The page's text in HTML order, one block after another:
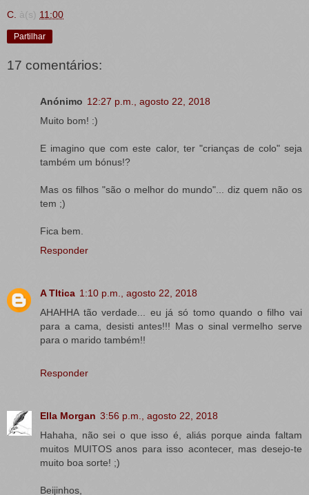
C. à(s) 11:00
Partilhar
17 comentários:
Anónimo 12:27 p.m., agosto 22, 2018
Muito bom! :)
E imagino que com este calor, ter "crianças de colo" seja
também um bónus!?
Mas os filhos "são o melhor do mundo"... diz quem não os
tem ;)
Fica bem.
Responder
A TItica 1:10 p.m., agosto 22, 2018
AHAHHA tão verdade... eu já só tomo quando o filho vai
para a cama, desisti antes!!! Mas o sinal vermelho serve
para o marido também!!
Responder
Ella Morgan 3:56 p.m., agosto 22, 2018
Hahaha, não sei o que isso é, aliás porque ainda faltam
muitos MUITOS anos para isso acontecer, mas desejo-te
muito boa sorte! ;)
Beijinhos,